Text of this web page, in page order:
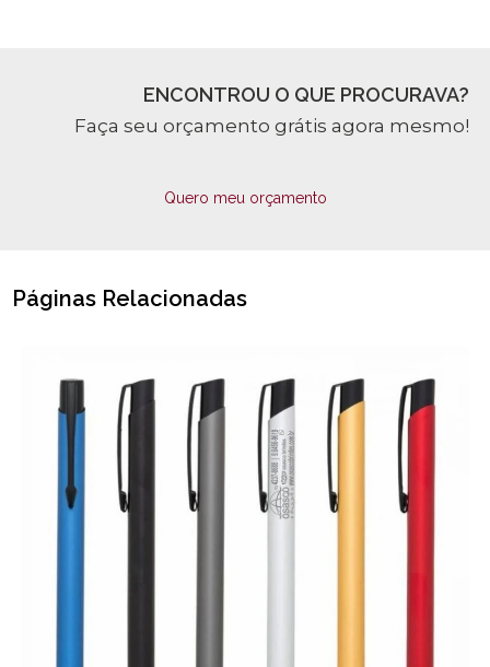
ENCONTROU O QUE PROCURAVA?
Faça seu orçamento grátis agora mesmo!
Quero meu orçamento
Páginas Relacionadas